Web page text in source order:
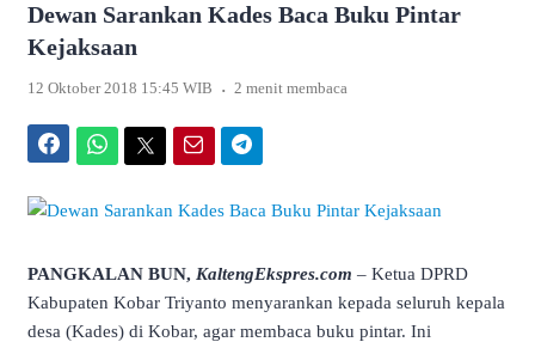
Dewan Sarankan Kades Baca Buku Pintar
Kejaksaan
12 Oktober 2018 15:45 WIB . 2 menit membaca
PANGKALAN BUN, KaltengEkspres.com – Ketua DPRD
Kabupaten Kobar Triyanto menyarankan kepada seluruh kepala
desa (Kades) di Kobar, agar membaca buku pintar. Ini